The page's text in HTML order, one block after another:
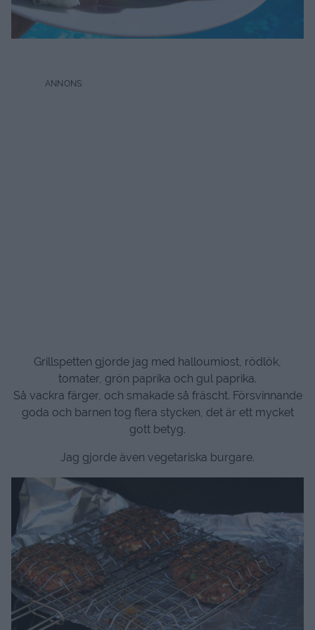
Grillspetten gjorde jag med halloumiost, rödlök,
tomater, grön paprika och gul paprika.
Så vackra färger, och smakade så fräscht. Försvinnande
goda och barnen tog flera stycken, det är ett mycket
gott betyg.
Jag gjorde även vegetariska burgare.